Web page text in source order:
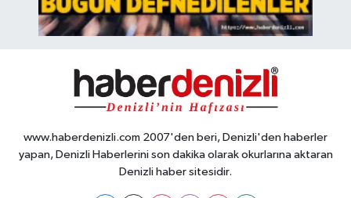
www.haberdenizli.com 2007'den beri, Denizli'den haberler
yapan, Denizli Haberlerini son dakika olarak okurlarına aktaran
Denizli haber sitesidir.